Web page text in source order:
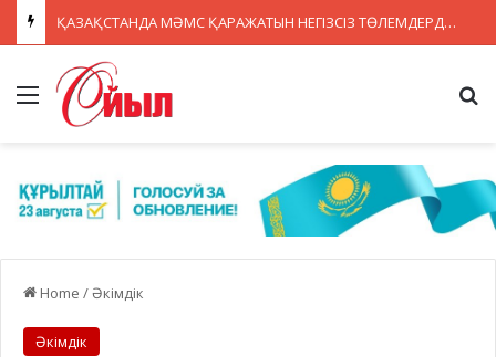
ҚАЗАҚСТАНДА МӘМС ҚАРАЖАТЫН НЕГІЗСІЗ ТӨЛЕМДЕРДЕН ҚОРҒАУДЫҢ ЖАҢА ЖҮЙЕСІ ҚҰРЫЛУДА
Menu
Home /Әкімдік
Әкімдік